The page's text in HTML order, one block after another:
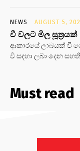
NEWS AUGUST 5,
වී වලට මිල සූත්‍රයක්
ආකාරයේ ලාබයක් වී
වී සඳහා ලබා දෙන
Must read